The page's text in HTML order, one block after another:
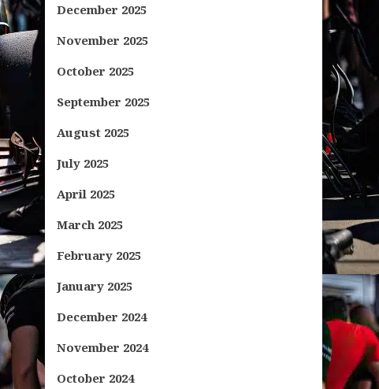
December 2025
November 2025
October 2025
September 2025
August 2025
July 2025
April 2025
March 2025
February 2025
January 2025
December 2024
November 2024
October 2024